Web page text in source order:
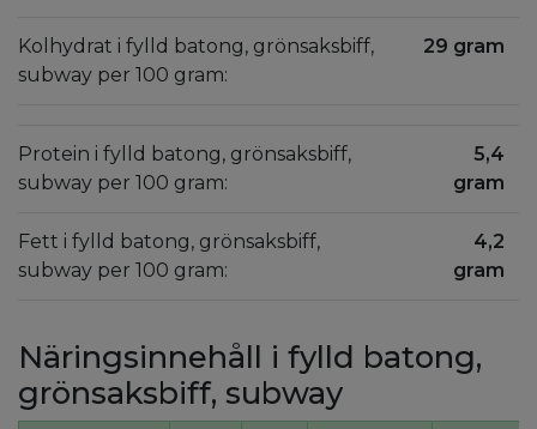
Kolhydrat i fylld batong, grönsaksbiff,
subway per 100 gram:
29 gram
Protein i fylld batong, grönsaksbiff,
subway per 100 gram:
5,4
gram
Fett i fylld batong, grönsaksbiff,
subway per 100 gram:
4,2
gram
Näringsinnehåll i fylld batong,
grönsaksbiff, subway